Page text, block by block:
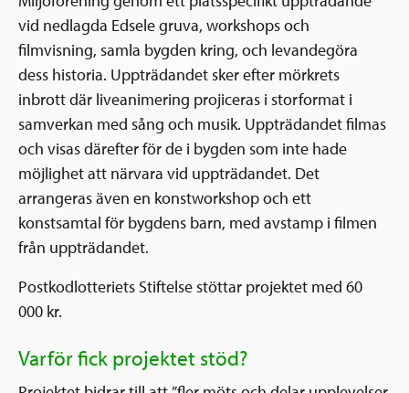
vid nedlagda Edsele gruva, workshops och
filmvisning, samla bygden kring, och levandegöra
dess historia. Uppträdandet sker efter mörkrets
inbrott där liveanimering projiceras i storformat i
samverkan med sång och musik. Uppträdandet filmas
och visas därefter för de i bygden som inte hade
möjlighet att närvara vid uppträdandet. Det
arrangeras även en konstworkshop och ett
konstsamtal för bygdens barn, med avstamp i filmen
från uppträdandet.
Postkodlotteriets Stiftelse stöttar projektet med 60
000 kr.
Varför fick projektet stöd?